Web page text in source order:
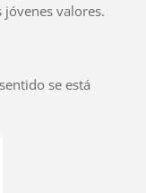
valores.
se está